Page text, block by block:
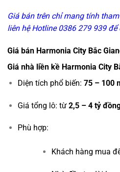
Giá bán trên chỉ mang tính
liên hệ Hotline 0386 279 939
Giá bán Harmonia City Bắc
Giá nhà liền kề Harmonia City
Diện tích phổ biến: 75 – 100
Giá tổng lô: từ 2,5 – 4 tỷ
Phù hợp:
Khách hàng mua